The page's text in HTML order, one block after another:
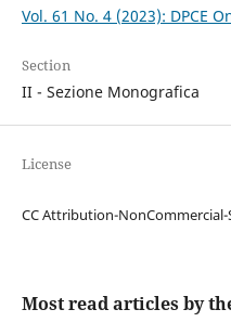
Vol. 61 No. 4 (2023): DPCE
Section
II - Sezione Monografica
License
CC Attribution-NonCommercial-
Most read articles by